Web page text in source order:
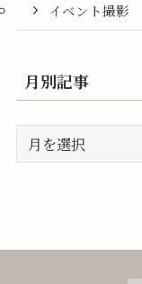
イベント撮影
月別記事
別